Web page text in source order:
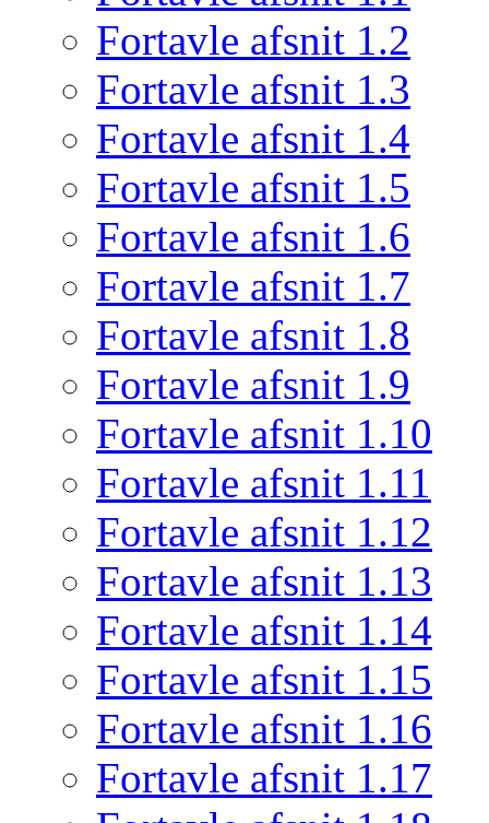
Fortavle afsnit 1.2
Fortavle afsnit 1.3
Fortavle afsnit 1.4
Fortavle afsnit 1.5
Fortavle afsnit 1.6
Fortavle afsnit 1.7
Fortavle afsnit 1.8
Fortavle afsnit 1.9
Fortavle afsnit 1.10
Fortavle afsnit 1.11
Fortavle afsnit 1.12
Fortavle afsnit 1.13
Fortavle afsnit 1.14
Fortavle afsnit 1.15
Fortavle afsnit 1.16
Fortavle afsnit 1.17